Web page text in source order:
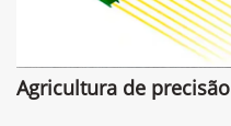
Agricultura de precisão